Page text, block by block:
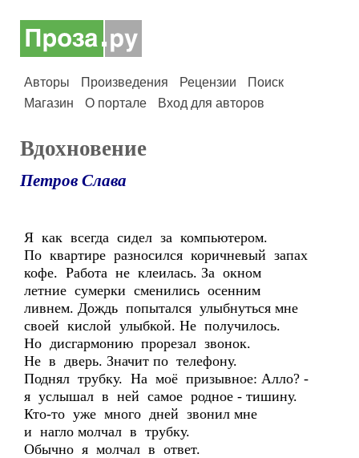
Авторы Произведения Рецензии
Поиск
Магазин
О портале Вход для авторов
Вдохновение
Петров Слава
Я как всегда сидел за компьютером.
По квартире разносился коричневый запах
кофе. Работа не клеилась. За окном
летние сумерки сменились осенним
ливнем. Дождь попытался улыбнуться мне
своей кислой улыбкой. Не получилось.
Но дисгармонию прорезал звонок.
Не в дверь. Значит по телефону.
Поднял трубку. На моё призывное: Алло? -
я услышал в ней самое родное - тишину.
Кто-то уже много дней звонил мне
и нагло молчал в трубку.
Обычно я молчал в ответ.